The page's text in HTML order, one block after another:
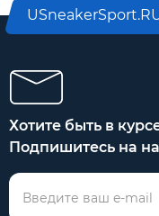
Хотите быть в
Подпишитесь на